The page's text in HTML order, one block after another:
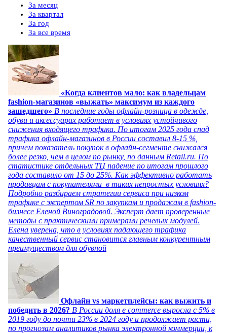
За месяц
За квартал
За год
За все время
«Когда клиентов мало: как владельцам
fashion-магазинов «выжать» максимум из каждого
зашедшего» В последние годы офлайн-розница в одежде,
обуви и аксессуарах работает в условиях устойчивого
снижения входящего трафика. По итогам 2025 года спад
трафика офлайн-магазинов в России составил 8-15 %,
причем показатель покупок в офлайн-сегменте снижался
более резко, чем в целом по рынку, по данным Retail.ru. По
статистике отдельных ТЦ падение по итогам прошлого
года составило от 15 до 25%. Как эффективно работать
продавцам с покупателями в таких непростых условиях?
Подробно разбираем стратегии сервиса при низком
трафике с экспертом SR по закупкам и продажам в fashion-
бизнесе Еленой Виноградовой. Эксперт дает проверенные
методы с практическими примерами речевых модулей.
Елена уверена, что в условиях падающего трафика
качественный сервис становится главным конкурентным
преимуществом для обувной
Офлайн vs маркетплейсы: как выжить и
победить в 2026? В России доля e commerce выросла с 5% в
2019 году до почти 23% в 2024 году и продолжает расти,
по прогнозам аналитиков рынка электронной коммерции, к